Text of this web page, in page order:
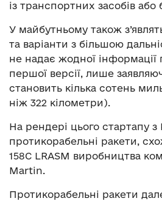
із транспортних засобів або
У майбутньому також
та варіанти з більшою
не надає жодної інформації
першої версії, лише
становить кілька сотень
ніж 322 кілометри).
На рендері цього стартапу з
протикорабельні ракети,
158C LRASM виробництва
Martin.
Протикорабельні ракети